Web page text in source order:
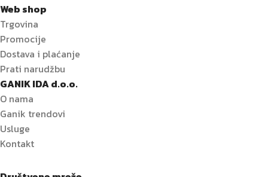
Web shop
Trgovina
Promocije
Dostava i plaćanje
Prati narudžbu
GANIK IDA d.o.o.
O nama
Ganik trendovi
Usluge
Kontakt